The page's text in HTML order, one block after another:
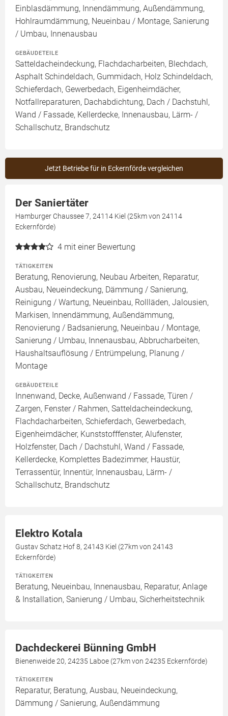
Einblasdämmung, Innendämmung, Außendämmung,
Hohlraumdämmung, Neueinbau / Montage, Sanierung
/ Umbau, Innenausbau
GEBÄUDETEILE
Satteldacheindeckung, Flachdacharbeiten, Blechdach,
Asphalt Schindeldach, Gummidach, Holz Schindeldach,
Schieferdach, Gewerbedach, Eigenheimdächer,
Notfallreparaturen, Dachabdichtung, Dach / Dachstuhl,
Wand / Fassade, Kellerdecke, Innenausbau, Lärm- /
Schallschutz, Brandschutz
Jetzt Betriebe für in Eckernförde vergleichen
Der Saniertäter
Hamburger Chaussee 7, 24114 Kiel (25km von 24114
Eckernförde)
4 mit einer Bewertung
TÄTIGKEITEN
Beratung, Renovierung, Neubau Arbeiten, Reparatur,
Ausbau, Neueindeckung, Dämmung / Sanierung,
Reinigung / Wartung, Neueinbau, Rollläden, Jalousien,
Markisen, Innendämmung, Außendämmung,
Renovierung / Badsanierung, Neueinbau / Montage,
Sanierung / Umbau, Innenausbau, Abbrucharbeiten,
Haushaltsauflösung / Entrümpelung, Planung /
Montage
GEBÄUDETEILE
Innenwand, Decke, Außenwand / Fassade, Türen /
Zargen, Fenster / Rahmen, Satteldacheindeckung,
Flachdacharbeiten, Schieferdach, Gewerbedach,
Eigenheimdächer, Kunststofffenster, Alufenster,
Holzfenster, Dach / Dachstuhl, Wand / Fassade,
Kellerdecke, Komplettes Badezimmer, Haustür,
Terrassentür, Innentür, Innenausbau, Lärm- /
Schallschutz, Brandschutz
Elektro Kotala
Gustav Schatz Hof 8, 24143 Kiel (27km von 24143
Eckernförde)
TÄTIGKEITEN
Beratung, Neueinbau, Innenausbau, Reparatur, Anlage
& Installation, Sanierung / Umbau, Sicherheitstechnik
Dachdeckerei Bünning GmbH
Bienenweide 20, 24235 Laboe (27km von 24235 Eckernförde)
TÄTIGKEITEN
Reparatur, Beratung, Ausbau, Neueindeckung,
Dämmung / Sanierung, Außendämmung